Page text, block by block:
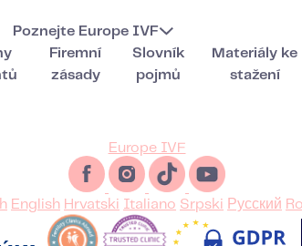
Poznejte Europe IVF
Firemní
zásady
Slovník
pojmů
Materiály ke
stažení
Europe IVF
English Hrvatski Italiano Srpski Русский